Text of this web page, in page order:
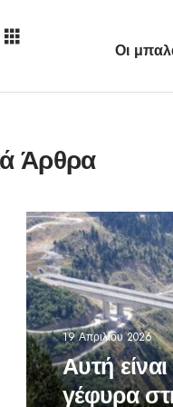
Άρθρα
19 Απριλίου 2026
Αυτή
γέφυρα